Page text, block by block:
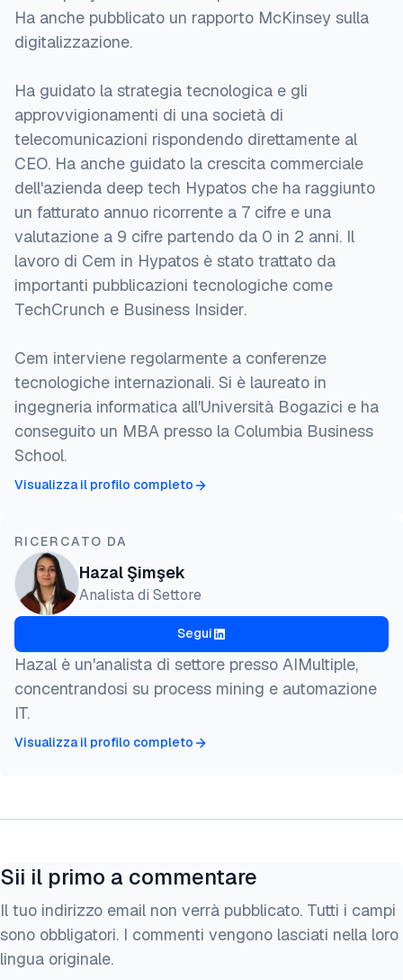
Ha anche pubblicato un rapporto McKinsey sulla
digitalizzazione.
Ha guidato la strategia tecnologica e gli
approvvigionamenti di una società di
telecomunicazioni rispondendo direttamente al
CEO. Ha anche guidato la crescita commerciale
dell'azienda deep tech Hypatos che ha raggiunto
un fatturato annuo ricorrente a 7 cifre e una
valutazione a 9 cifre partendo da 0 in 2 anni. Il
lavoro di Cem in Hypatos è stato trattato da
importanti pubblicazioni tecnologiche come
TechCrunch e Business Insider.
Cem interviene regolarmente a conferenze
tecnologiche internazionali. Si è laureato in
ingegneria informatica all'Università Bogazici e ha
conseguito un MBA presso la Columbia Business
School.
Visualizza il profilo completo
RICERCATO DA
Hazal Şimşek
Analista di Settore
Segui
Hazal è un'analista di settore presso AIMultiple,
concentrandosi su process mining e automazione
IT.
Visualizza il profilo completo
Sii il primo a commentare
Il tuo indirizzo email non verrà pubblicato. Tutti i campi
sono obbligatori. I commenti vengono lasciati nella loro
lingua originale.